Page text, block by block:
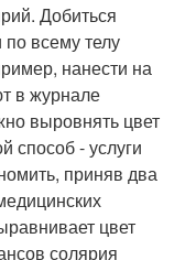
Добиться
всему телу
нанести на
в журнале
выровнять цвет
способ - услуги
приняв два
цвет
солярия